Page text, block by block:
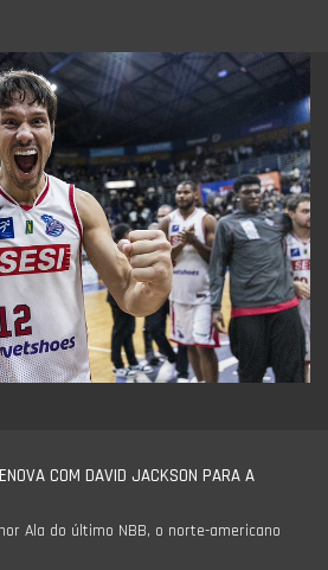
COM DAVID JACKSON PARA A
Ala do último NBB, o norte-americano